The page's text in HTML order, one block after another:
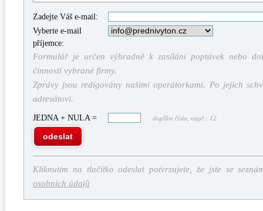
Zadejte Váš e-mail:
Vyberte e-mail
příjemce:
Formulář je určen výhradně k zasílání poptávek nebo
činností vybrané firmy.
Zprávy jsou redigovány našimi operátorkami. Po jejich
adresátovi.
JEDNA + NULA = doplňte číslo, např.: 12
odeslat
Kliknutím na tlačítko odeslat potvrzujete, že jste se
osobních údajů